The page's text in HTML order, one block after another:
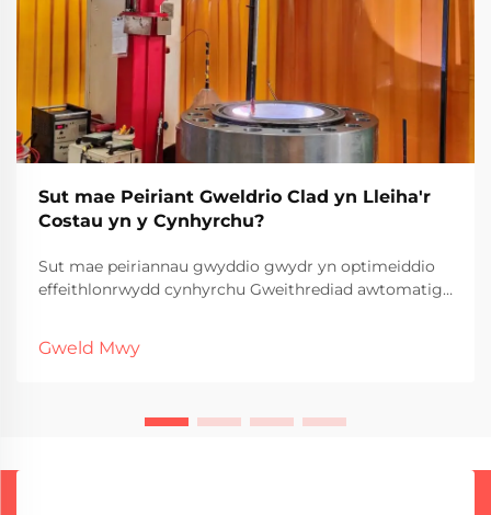
Sut mae Peiriant Gweldrio Clad yn Lleiha'r
Costau yn y Cynhyrchu?
Sut mae peiriannau gwyddio gwydr yn optimeiddio
effeithlonrwydd cynhyrchu Gweithrediad awtomatig
sy'n golygu bod ffatrioedd angen llai o weithwyr yn
Gweld Mwy